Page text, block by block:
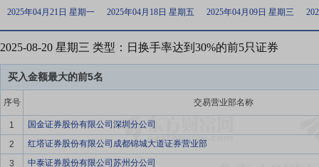
2025年04月21日 星期一
2025年04月18日 星期五 2025年04月09日 星期三
2025-08-20 星期三 类型：日换手率达到30%的前5只证券
买入金额最大的前5名
序号 交易营业部名称
1
国金证券股份有限公司深圳分公司
2
红塔证券股份有限公司成都锦城大道证券营业部
3
中泰证券股份有限公司苏州分公司